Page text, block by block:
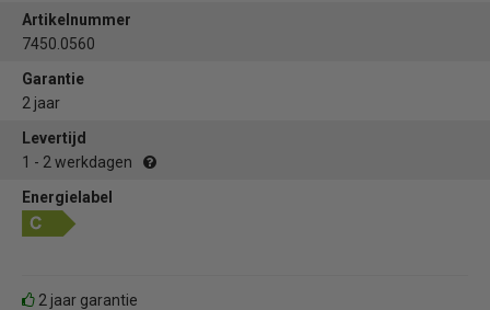
Artikelnummer
7450.0560
Garantie
2 jaar
Levertijd
1 - 2 werkdagen
Energielabel
2 jaar garantie